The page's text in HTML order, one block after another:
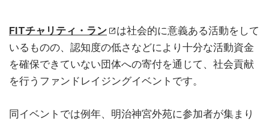
FITチャリティ・ラン
は社会的に意義ある活動をして
いるものの、認知度の低さなどにより十分な活動資金
を確保できていない団体への寄付を通じて、社会貢献
を行うファンドレイジングイベントです。
同イベントでは例年、明治神宮外苑に参加者が集まり